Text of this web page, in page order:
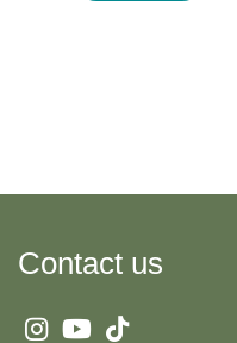
Contact us